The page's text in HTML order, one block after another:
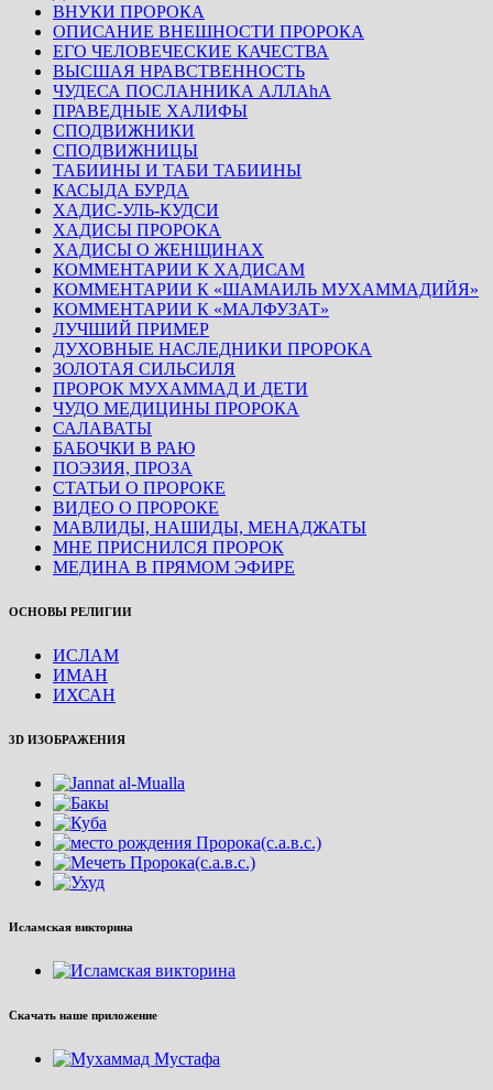
ВНУКИ ПРОРОКА
ОПИСАНИЕ ВНЕШНОСТИ ПРОРОКА
ЕГО ЧЕЛОВЕЧЕСКИЕ КАЧЕСТВА
ВЫСШАЯ НРАВСТВЕННОСТЬ
ЧУДЕСА ПОСЛАННИКА АЛЛАhА
ПРАВЕДНЫЕ ХАЛИФЫ
СПОДВИЖНИКИ
СПОДВИЖНИЦЫ
ТАБИИНЫ И ТАБИ ТАБИИНЫ
КАСЫДА БУРДА
ХАДИС-УЛЬ-КУДСИ
ХАДИСЫ ПРОРОКА
ХАДИСЫ О ЖЕНЩИНАХ
КОММЕНТАРИИ К ХАДИСАМ
КОММЕНТАРИИ К «ШАМАИЛЬ МУХАММАДИЙЯ»
КОММЕНТАРИИ К «МАЛФУЗАТ»
ЛУЧШИЙ ПРИМЕР
ДУХОВНЫЕ НАСЛЕДНИКИ ПРОРОКА
ЗОЛОТАЯ СИЛЬСИЛЯ
ПРОРОК МУХАММАД И ДЕТИ
ЧУДО МЕДИЦИНЫ ПРОРОКА
САЛАВАТЫ
БАБОЧКИ В РАЮ
ПОЭЗИЯ, ПРОЗА
СТАТЬИ О ПРОРОКЕ
ВИДЕО О ПРОРОКЕ
МАВЛИДЫ, НАШИДЫ, МЕНАДЖАТЫ
МНЕ ПРИСНИЛСЯ ПРОРОК
МЕДИНА В ПРЯМОМ ЭФИРЕ
ОСНОВЫ РЕЛИГИИ
ИСЛАМ
ИМАН
ИХСАН
3D ИЗОБРАЖЕНИЯ
Исламская викторина
Скачать наше приложение